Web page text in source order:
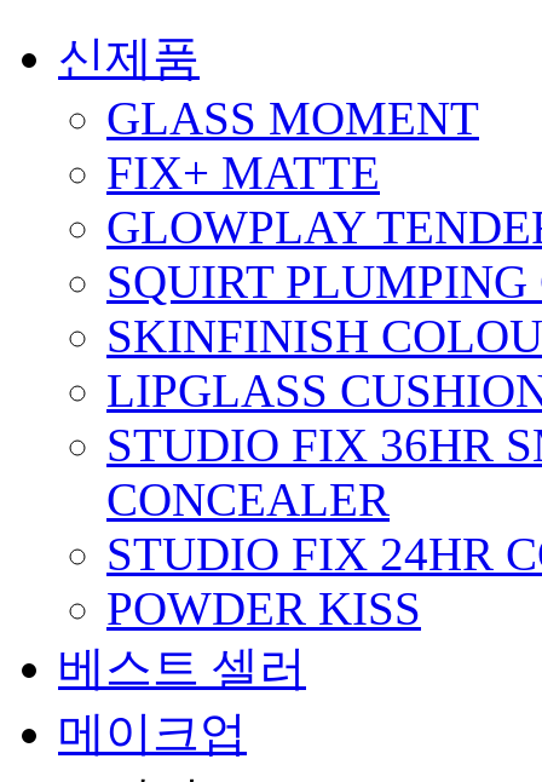
신제품
GLASS MOMENT
FIX+ MATTE
GLOWPLAY
SQUIRT
SKINFINISH
LIPGLASS
STUDIO FIX 36HR
CONCEALER
STUDIO FIX 24HR
POWDER KISS
베스트 셀러
메이크업